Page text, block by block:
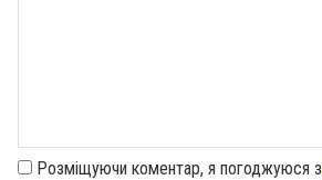
Розміщуючи коментар, я погоджуюся з